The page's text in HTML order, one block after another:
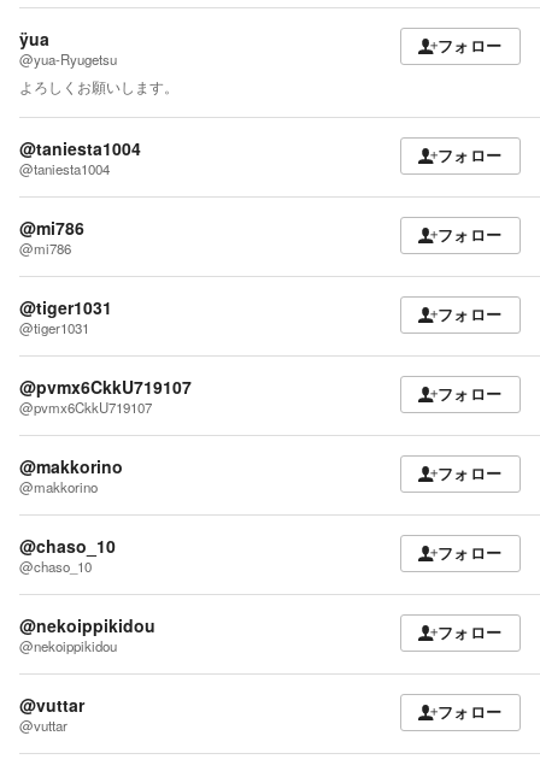
ÿua
@yua-Ryugetsu
フォロー
よろしくお願いします。
@taniesta1004
@taniesta1004
フォロー
@mi786
@mi786
フォロー
@tiger1031
@tiger1031
フォロー
@pvmx6CkkU719107
@pvmx6CkkU719107
フォロー
@makkorino
@makkorino
フォロー
@chaso_10
@chaso_10
フォロー
@nekoippikidou
@nekoippikidou
フォロー
@vuttar
@vuttar
フォロー